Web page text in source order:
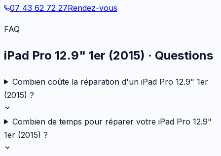
07 43 62 72 27Rendez-vous
FAQ
iPad Pro 12.9" 1er (2015) · Questions
Combien coûte la réparation d'un iPad Pro 12.9" 1er
(2015) ?
Combien de temps pour réparer votre iPad Pro 12.9"
1er (2015) ?